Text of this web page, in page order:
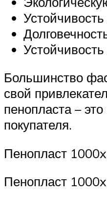
Большинство
свой
пенопласта –
покупателя.
Пенопласт
Пенопласт